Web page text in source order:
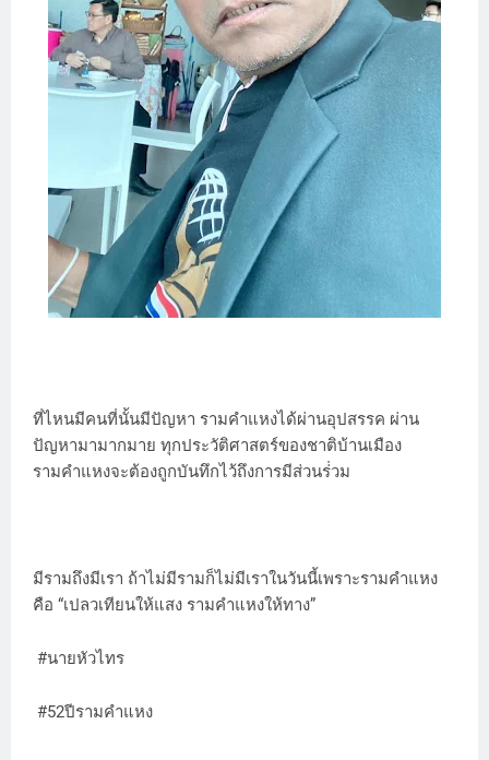
ที่ไหนมีคนที่นั้นมีปัญหา รามคำแหงได้ผ่านอุปสรรค ผ่าน
ปัญหามามากมาย ทุกประวัติศาสตร์ของชาติบ้านเมือง
รามคำแหงจะต้องถูกบันทึกไว้ถึงการมีส่วนร่่วม
มีรามถึงมีเรา ถ้าไม่มีรามก็ไม่มีเราในวันนี้เพราะรามคำแหง
คือ “เปลวเทียนให้แสง รามคำแหงให้ทาง”
#นายหัวไทร
#52ปีรามคำแหง